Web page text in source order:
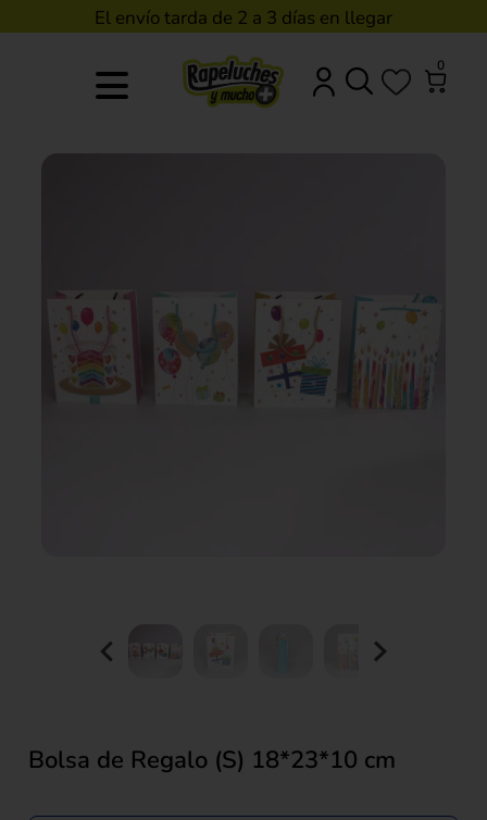
El envío tarda de 2 a 3 días en llegar
0
Bolsa de Regalo (S) 18*23*10 cm